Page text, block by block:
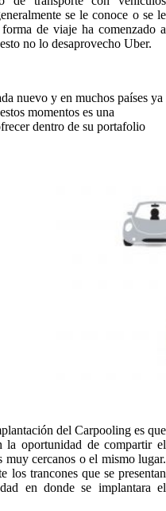
se le conoce o se le
de viaje ha comenzado a
no lo desaprovecho Uber.
nuevo y en muchos países ya
momentos es una
dentro de su portafolio
del Carpooling es que
la oportunidad de compartir el
muy cercanos o el mismo lugar.
los trancones que se presentan
en donde se implantara el